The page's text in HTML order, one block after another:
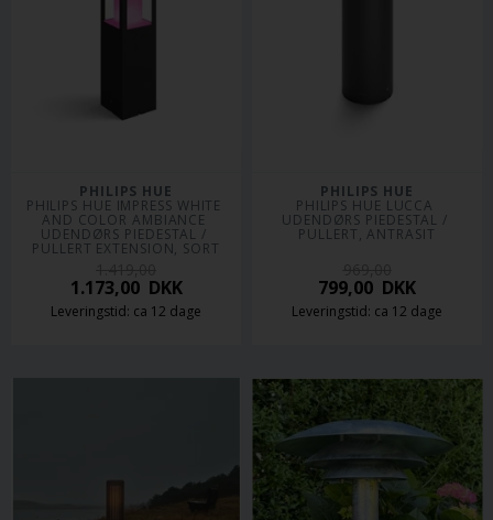
PHILIPS HUE
PHILIPS HUE IMPRESS WHITE
AND COLOR AMBIANCE
UDENDØRS PIEDESTAL /
PULLERT EXTENSION, SORT
1.173,00DKK
Leveringstid: ca 12 dage
PHILIPS HUE
PHILIPS HUE LUCCA
UDENDØRS PIEDESTAL /
PULLERT, ANTRASIT
799,00 DKK
Leveringstid: ca 12 dage